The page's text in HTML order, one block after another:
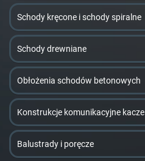
Schody kręcone i schody spiralne
Schody drewniane
Obłożenia schodów betonowych
Konstrukcje komunikacyjne kacze
Balustrady i poręcze